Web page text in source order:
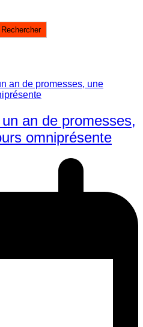
Rechercher
an de promesses,
omniprésente